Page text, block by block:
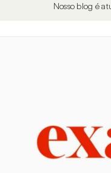
Nosso blog é